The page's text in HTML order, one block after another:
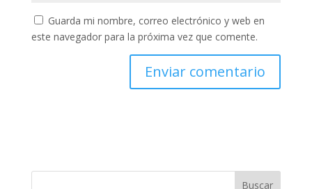
Guarda mi nombre, correo electrónico y web en
este navegador para la próxima vez que comente.